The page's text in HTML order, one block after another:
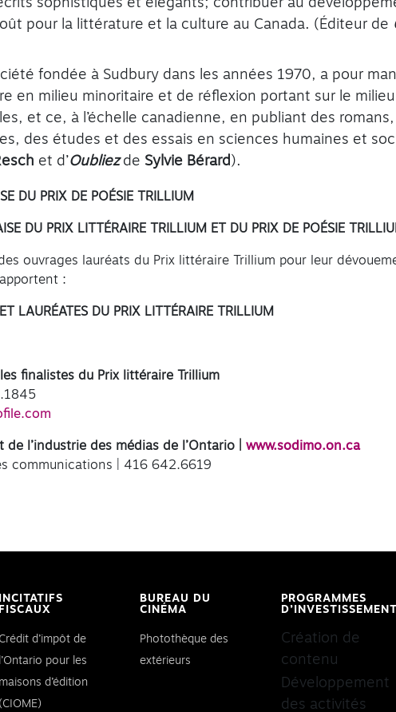
sophistiqués et élégants; contribuer au
pour la littérature et la culture au Canada. (Éditeur de
fondée à Sudbury dans les années 1970, a pour
en milieu minoritaire et de réflexion portant sur le
et ce, à l’échelle canadienne, en publiant des
des études et des essais en sciences humaines et
et d’Oubliezde Sylvie Bérard ).
DU PRIX DE POÉSIE TRILLIUM
DU PRIX LITTÉRAIRE TRILLIUM ET DU PRIX DE POÉSIE
ouvrages lauréats du Prix littéraire Trillium pour leur
:
LAURÉATES DU PRIX LITTÉRAIRE TRILLIUM
finalistes du Prix littéraire Trillium
de l’industrie des médias de l’Ontario |www.sodimo.on.ca
communications | 416 642.6619
INCITATIFS
FISCAUX
Crédit d’impôt de
l’Ontario pour les
maisons d’édition
(CIOME)
BUREAU DU
CINÉMA
Photothèque des
extérieurs
PROGRAMMES
D’INVESTISSEMENT
Création de
contenu
Développement
des activités